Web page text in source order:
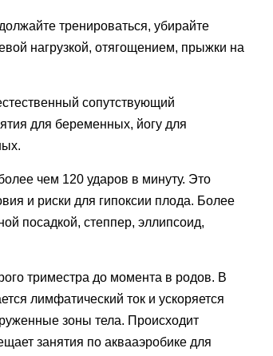
тренироваться, убирайте
нагрузкой, отягощением, прыжки на
сопутствующий
для беременных, йогу для
чем 120 ударов в минуту. Это
и риски для гипоксии плода. Более
посадкой, степпер, эллипсоид,
триместра до момента в родов. В
лимфатический ток и ускоряется
зоны тела. Происходит
занятия по аквааэробике для